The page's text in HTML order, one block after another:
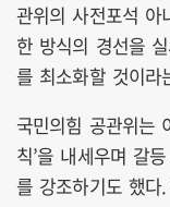
관위의 사전포석 아
한 방식의 경선을
를 최소화할 것이라
국민의힘 공관위는
칙’을 내세우며 갈
를 강조하기도 했